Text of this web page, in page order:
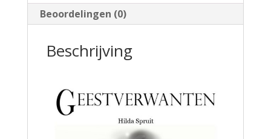
Beoordelingen (0)
Beschrijving